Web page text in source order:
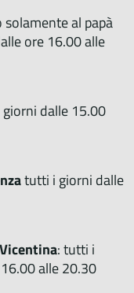
al papà
ore 16.00 alle
dalle 15.00
tutti i giorni dalle
: tutti i
alle 20.30